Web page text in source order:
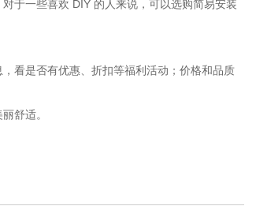
于一些喜欢 DIY 的人来说，可以选购简易安装
看是否有优惠、折扣等福利活动；价格和品质
舒适。